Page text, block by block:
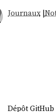
Journaux|
Dépôt GitHub